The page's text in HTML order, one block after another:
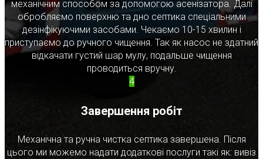
механічним способом за допомогою асенізатора. Далі
обробляємо поверхню та дно септика спеціальними
дезінфікуючими засобами. Чекаємо 10-15 хвилин і
приступаємо до ручного чищення. Так як насос не здатний
відкачати густий шар мулу, подальше чищення
проводиться вручну.
4
Завершення робіт
Механічна та ручна чистка септика завершена. Після
цього ми можемо надати додаткові послуги такі як: вивіз